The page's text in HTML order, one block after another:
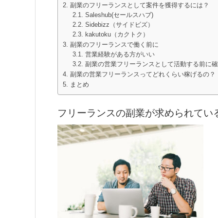
副業のフリーランスとして案件を獲得するには？
Saleshub(セールスハブ)
Sidebizz（サイドビズ）
kakutoku（カクトク）
副業のフリーランスで働く前に
営業経験がある方がいい
副業の営業フリーランスとして活動する前に
副業の営業フリーランスってどれくらい稼げるの？
まとめ
フリーランスの副業が求められてい